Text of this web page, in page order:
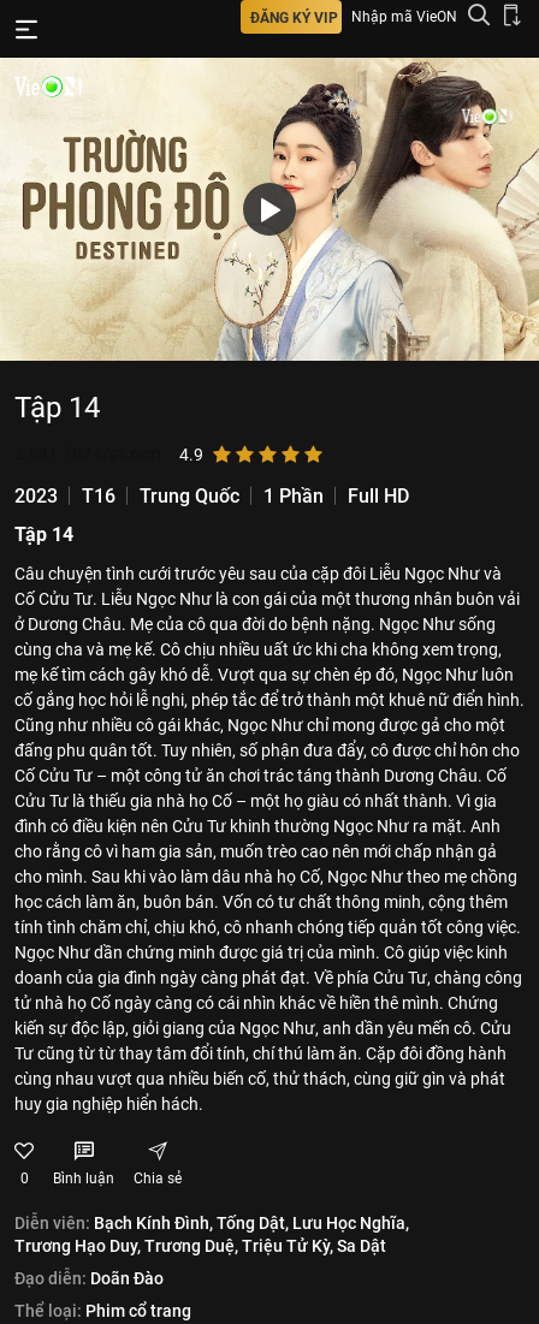
ĐĂNG KÝ VIP Nhập mã VieON
Tập 14
4.9
2023 T16 Trung Quốc 1 Phần
Full HD
Tập 14
Câu chuyện tình cưới trước yêu sau của cặp đôi Liễu Ngọc Như và
Cố Cửu Tư. Liễu Ngọc Như là con gái của một thương nhân buôn vải
ở Dương Châu. Mẹ của cô qua đời do bệnh nặng. Ngọc Như sống
cùng cha và mẹ kế. Cô chịu nhiều uất ức khi cha không xem trọng,
mẹ kế tìm cách gây khó dễ. Vượt qua sự chèn ép đó, Ngọc Như luôn
cố gắng học hỏi lễ nghi, phép tắc để trở thành một khuê nữ điển hình.
Cũng như nhiều cô gái khác, Ngọc Như chỉ mong được gả cho một
đấng phu quân tốt. Tuy nhiên, số phận đưa đẩy, cô được chỉ hôn cho
Cố Cửu Tư – một công tử ăn chơi trác táng thành Dương Châu. Cố
Cửu Tư là thiếu gia nhà họ Cố – một họ giàu có nhất thành. Vì gia
đình có điều kiện nên Cửu Tư khinh thường Ngọc Như ra mặt. Anh
cho rằng cô vì ham gia sản, muốn trèo cao nên mới chấp nhận gả
cho mình. Sau khi vào làm dâu nhà họ Cố, Ngọc Như theo mẹ chồng
học cách làm ăn, buôn bán. Vốn có tư chất thông minh, cộng thêm
tính tình chăm chỉ, chịu khó, cô nhanh chóng tiếp quản tốt công việc.
Ngọc Như dần chứng minh được giá trị của mình. Cô giúp việc kinh
doanh của gia đình ngày càng phát đạt. Về phía Cửu Tư, chàng công
tử nhà họ Cố ngày càng có cái nhìn khác về hiền thê mình. Chứng
kiến sự độc lập, giỏi giang của Ngọc Như, anh dần yêu mến cô. Cửu
Tư cũng từ từ thay tâm đổi tính, chí thú làm ăn. Cặp đôi đồng hành
cùng nhau vượt qua nhiều biến cố, thử thách, cùng giữ gìn và phát
huy gia nghiệp hiển hách.
0 Bình luận Chia sẻ
Diễn viên: Bạch Kính Đình,Tống Dật, Lưu Học Nghĩa,
Trương Hạo Duy,Trương Duệ,Triệu Tử Kỳ,Sa Dật
Đạo diễn: Doãn Đào
Thể loại: Phim cổ trang